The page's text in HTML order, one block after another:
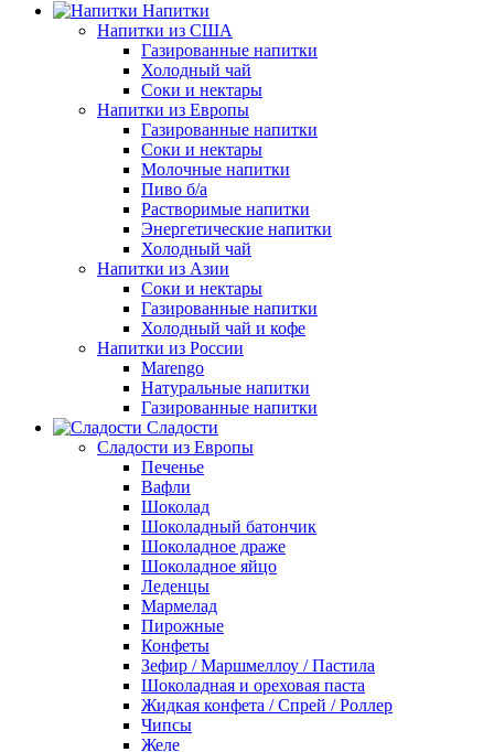
Напитки
Напитки из США
Газированные напитки
Холодный чай
Соки и нектары
Напитки из Европы
Газированные напитки
Соки и нектары
Молочные напитки
Пиво б/а
Растворимые напитки
Энергетические напитки
Холодный чай
Напитки из Азии
Соки и нектары
Газированные напитки
Холодный чай и кофе
Напитки из России
Marengo
Натуральные напитки
Газированные напитки
Сладости
Сладости из Европы
Печенье
Вафли
Шоколад
Шоколадный батончик
Шоколадное драже
Шоколадное яйцо
Леденцы
Мармелад
Пирожные
Конфеты
Зефир / Маршмеллоу / Пастила
Шоколадная и ореховая паста
Жидкая конфета / Спрей / Роллер
Чипсы
Желе